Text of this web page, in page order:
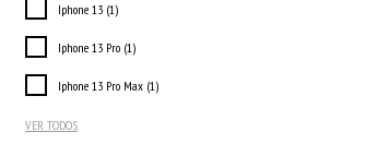
Iphone 13 (1)
Iphone 13 Pro (1)
Iphone 13 Pro Max (1)
VER TODOS